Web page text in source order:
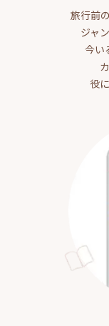
旅行前
ジャ
今い
役